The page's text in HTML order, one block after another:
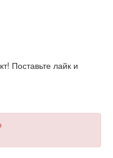
Поставьте лайк и